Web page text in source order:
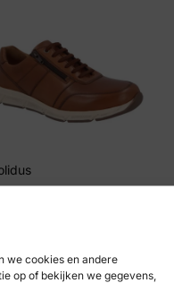
we cookies en andere
op of bekijken we gegevens,